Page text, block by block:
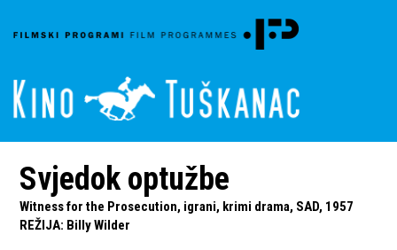
Svjedok optužbe
Witness for the Prosecution, igrani, krimi drama, SAD, 1957
REŽIJA: Billy Wilder